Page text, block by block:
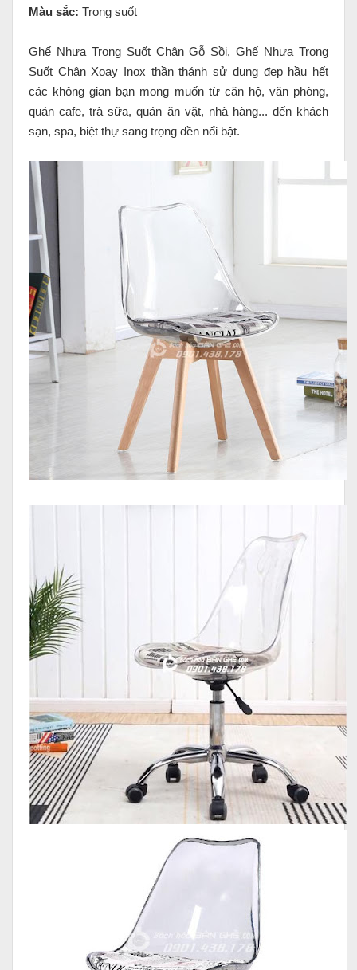
Màu sắc: Trong suốt
Ghế Nhựa Trong Suốt Chân Gỗ Sồi, Ghế Nhựa Trong
Suốt Chân Xoay Inox thần thánh sử dụng đẹp hầu hết
các không gian bạn mong muốn từ căn hộ, văn phòng,
quán cafe, trà sữa, quán ăn vặt, nhà hàng... đến khách
sạn, spa, biệt thự sang trọng đền nổi bật.